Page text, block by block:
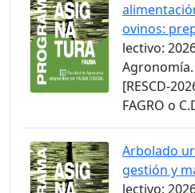
ovinos:
lectivo:
Agronomía.
[RESCD-
FAGRO o
Arbolado
gestión y
lectivo: